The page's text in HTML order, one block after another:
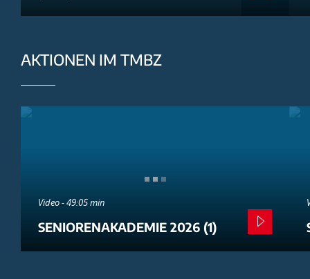
AKTIONEN IM TMBZ
Video - 49:05 min
SENIORENAKADEMIE 2026 (1)